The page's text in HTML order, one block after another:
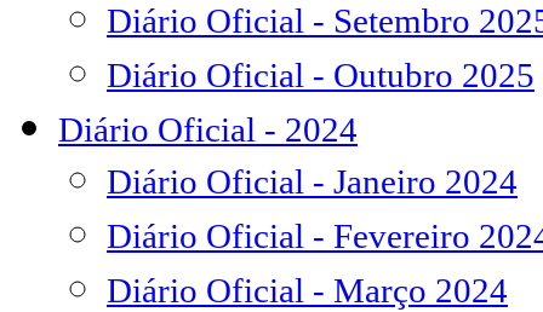
Diário Oficial - Setembro
Diário Oficial - Outubro 2025
Diário Oficial - 2024
Diário Oficial - Janeiro 2024
Diário Oficial - Fevereiro
Diário Oficial - Março 2024